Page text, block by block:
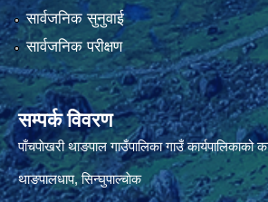
सार्वजनिक सुनुवाई
सार्वजनिक परीक्षण
सम्पर्क विवरण
पाँचपाेखरी थाङपाल गाउँपालिका गाउँ कार्यपालिकाको
थाङपालधाप, सिन्घुपाल्चाेक